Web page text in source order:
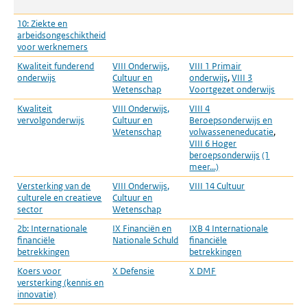
10: Ziekte en
arbeidsongeschiktheid
voor werknemers
Kwaliteit funderend
onderwijs
VIII Onderwijs,
Cultuur en
Wetenschap
VIII 1 Primair
onderwijs,VIII 3
Voortgezet onderwijs
Kwaliteit
vervolgonderwijs
VIII Onderwijs,
Cultuur en
Wetenschap
VIII 4
Beroepsonderwijs en
volwasseneneducatie,
VIII 6 Hoger
beroepsonderwijs (1
meer...)
Versterking van de
culturele en creatieve
sector
VIII Onderwijs,
Cultuur en
Wetenschap
VIII 14 Cultuur
2b: Internationale
financiële
betrekkingen
IX Financiën en
Nationale Schuld
IXB 4 Internationale
financiële
betrekkingen
Koers voor
versterking (kennis en
innovatie)
X Defensie X DMF